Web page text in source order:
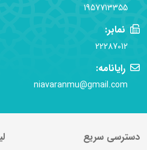
1957713355
نمابر:
22287012
رایانامه:
niavaranmu@gmail.com
دسترسی سریع